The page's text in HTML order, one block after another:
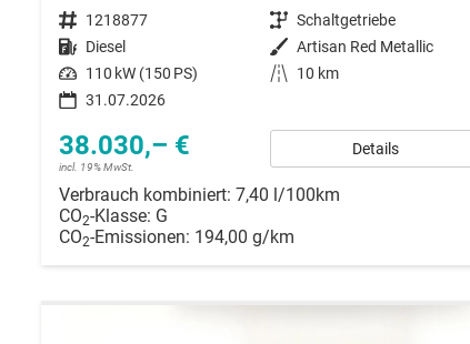
Fahrzeugnummer 1218877 Getriebe Schaltgetriebe
Kraftstoff Diesel Außenfarbe Artisan Red Metallic
Leistung 110 kW (150 PS) Kilometerstand
10 km
31.07.2026
38.030,– €
incl. 19% MwSt.
Details
Verbrauch kombiniert: 7,40 l/100km
CO2-Klasse: G
CO2-Emissionen: 194,00 g/km